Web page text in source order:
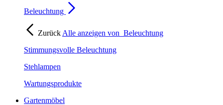
Beleuchtung
Zurück Alle anzeigen von Beleuchtung
Stimmungsvolle Beleuchtung
Stehlampen
Wartungsprodukte
Gartenmöbel